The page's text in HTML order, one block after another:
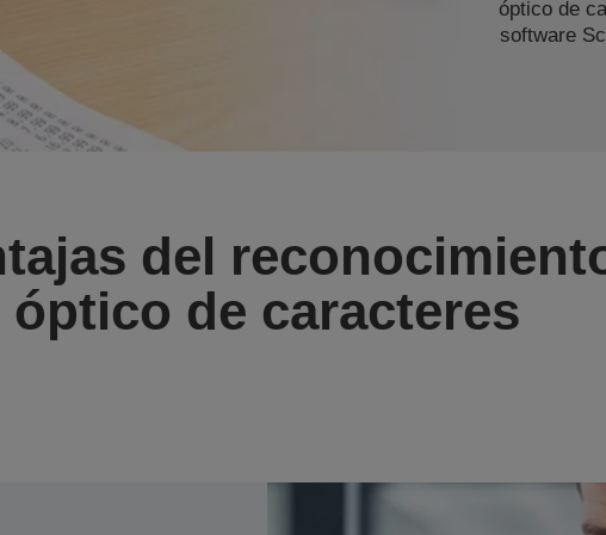
óptico de
software
del
óptico de caracteres